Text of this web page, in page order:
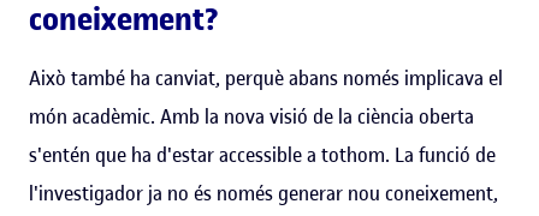
coneixement?
Això també ha canviat, perquè abans només implicava el
món acadèmic. Amb la nova visió de la ciència oberta
s'entén que ha d'estar accessible a tothom. La funció de
l'investigador ja no és només generar nou coneixement,